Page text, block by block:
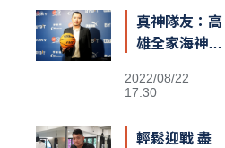
真神隊友：高
雄全家海神執
2022/08/22
17:30
輕鬆迎戰 盡